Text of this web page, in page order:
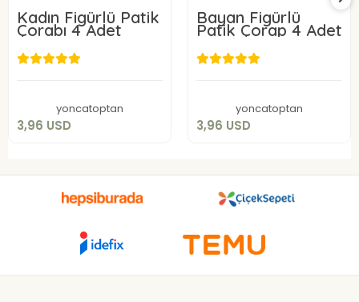
Kadın Figürlü Patik
Çorabı 4 Adet
yoncatoptan
3,96 USD
3,96 USD
Bayan Figürlü
Patik Çorap 4 Adet
yoncatoptan
3,96 USD
3,96 USD